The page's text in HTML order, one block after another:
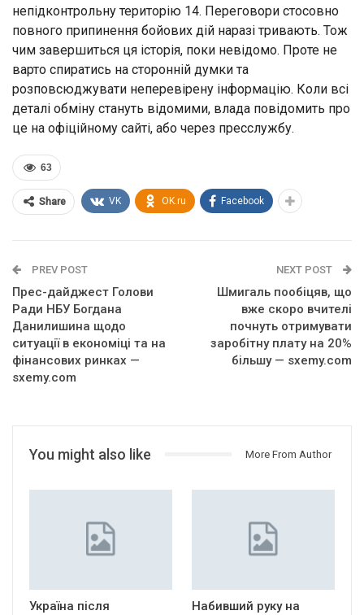
непідконтрольну територію 14. Переговори стосовно
повного припинення бойових дій наразі тривають. Тож
чим завершиться ця історія, поки невідомо. Проте не
варто спиратись на сторонній думки та
розповсюджувати неперевірену інформацію. Коли всі
деталі обміну стануть відомими, влада повідомить про
це на офіційному сайті, або через пресслужбу.
63
Share VK OK.ru Facebook
PREV POST
Прес-дайджест Голови
Ради НБУ Богдана
Данилишина щодо
ситуації в економіці та на
фінансових ринках —
sxemy.com
NEXT POST
Шмигаль пообіцяв, що
вже скоро вчителі
почнуть отримувати
заробітну плату на 20%
більшу — sxemy.com
You might also like More From Author
Україна після
Набивший руку на